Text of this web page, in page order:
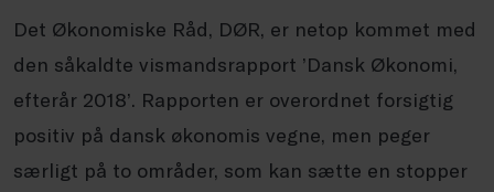
Det Økonomiske Råd, DØR, er netop kommet med
den såkaldte vismandsrapport ’Dansk Økonomi,
efterår 2018’. Rapporten er overordnet forsigtig
positiv på dansk økonomis vegne, men peger
særligt på to områder, som kan sætte en stopper